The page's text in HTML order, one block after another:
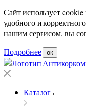
Сайт использует
удобного и
нашим сервисом, вы
Подробнее
ок
Каталог